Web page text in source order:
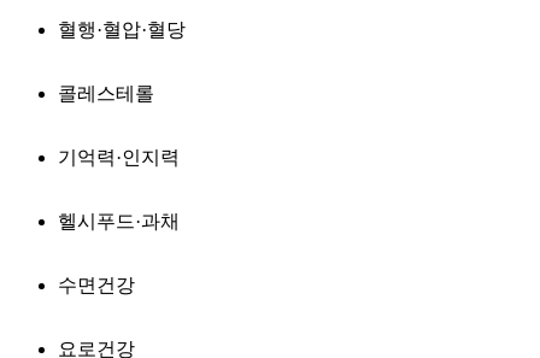
혈행·혈압·혈당
콜레스테롤
기억력·인지력
헬시푸드·과채
수면건강
요로건강